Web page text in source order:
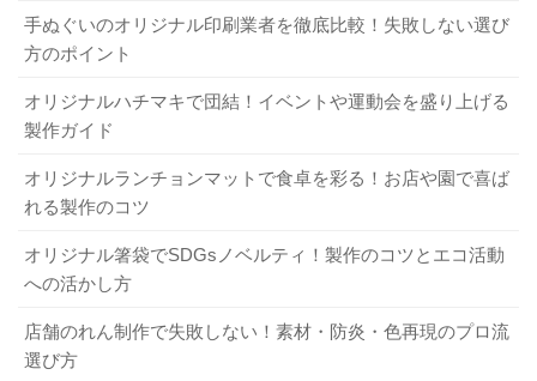
手ぬぐいのオリジナル印刷業者を徹底比較！失敗しない選び
方のポイント
オリジナルハチマキで団結！イベントや運動会を盛り上げる
製作ガイド
オリジナルランチョンマットで食卓を彩る！お店や園で喜ば
れる製作のコツ
オリジナル箸袋でSDGsノベルティ！製作のコツとエコ活動
への活かし方
店舗のれん制作で失敗しない！素材・防炎・色再現のプロ流
選び方